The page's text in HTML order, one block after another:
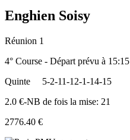
Enghien Soisy
Réunion 1
4° Course - Départ prévu à 15:15
Quinte
5-2-11-12-1-14-15
2.0 €-NB de fois la mise: 21
2776.40 €